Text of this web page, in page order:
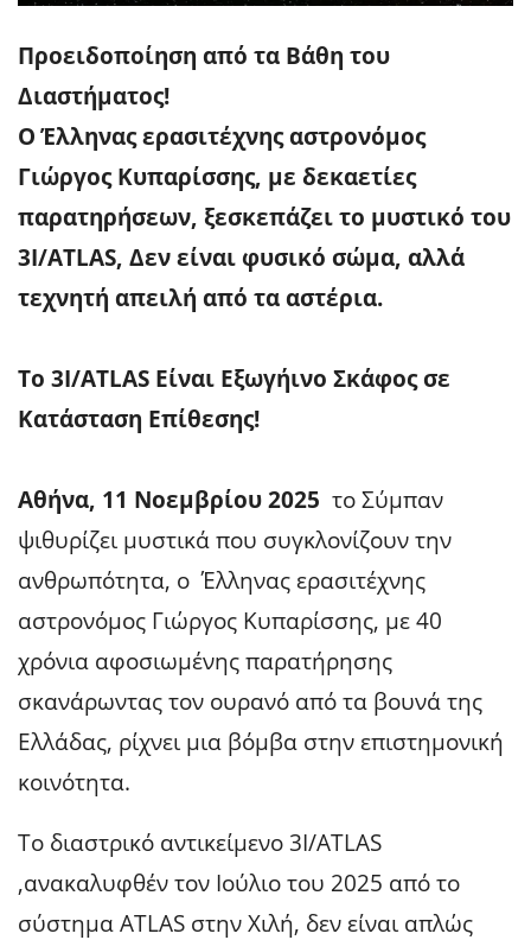
Προειδοποίηση από τα Βάθη του
Διαστήματος!
ΟΈλληνας ερασιτέχνης αστρονόμος
Γιώργος Κυπαρίσσης, με δεκαετίες
παρατηρήσεων, ξεσκεπάζει το μυστικό του
3I/ATLAS, Δεν είναι φυσικό σώμα, αλλά
τεχνητή απειλή από τα αστέρια.
Το 3I/ATLAS Είναι Εξωγήινο Σκάφος σε
Κατάσταση Επίθεσης!
Αθήνα, 11 Νοεμβρίου 2025 το Σύμπαν
ψιθυρίζει μυστικά που συγκλονίζουν την
ανθρωπότητα, ο Έλληνας ερασιτέχνης
αστρονόμος Γιώργος Κυπαρίσσης, με 40
χρόνια αφοσιωμένης παρατήρησης
σκανάρωντας τον ουρανό από τα βουνά της
Ελλάδας, ρίχνει μια βόμβα στην επιστημονική
κοινότητα.
Το διαστρικό αντικείμενο 3I/ATLAS
,ανακαλυφθέν τον Ιούλιο του 2025 από το
σύστημα ATLAS στην Χιλή, δεν είναι απλώς